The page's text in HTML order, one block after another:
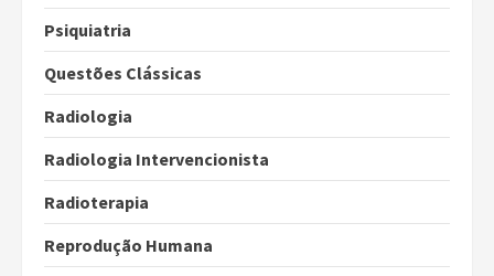
Psiquiatria
Questões Clássicas
Radiologia
Radiologia Intervencionista
Radioterapia
Reprodução Humana